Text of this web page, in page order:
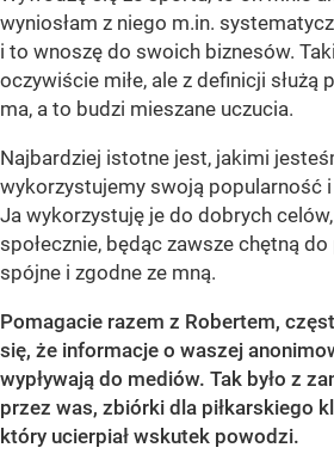
wyniosłam z niego m.in.
i to wnoszę do swoich biznesów.
oczywiście miłe, ale z definicji służą
ma, a to budzi mieszane uczucia.
Najbardziej istotne jest, jakimi
wykorzystujemy swoją popularność
Ja wykorzystuję je do dobrych
społecznie, będąc zawsze chętną
spójne i zgodne ze mną.
Pomagacie razem z Robertem,
się, że informacje o waszej
wypływają do mediów. Tak było z
przez was, zbiórki dla piłkarskiego
który ucierpiał wskutek powodzi.